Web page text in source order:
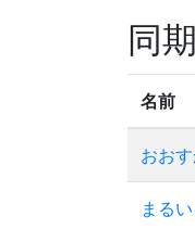
同
名前
おお
まる